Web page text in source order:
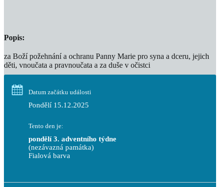
Popis:
za Boží požehnání a ochranu Panny Marie pro syna a dceru, jejich
děti, vnoučata a pravnoučata a za duše v očistci
Datum začátku události
Pondělí 15.12.2025
Tento den je:
pondělí 3. adventního týdne
(nezávazná památka)
Fialová barva